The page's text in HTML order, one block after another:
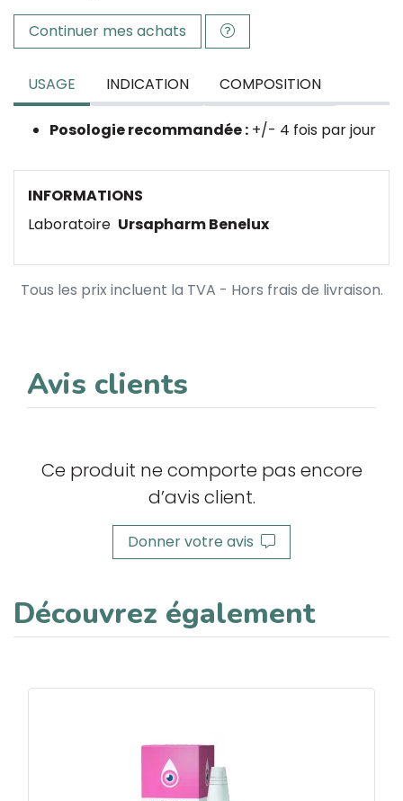
Continuer mes achats
USAGE INDICATION COMPOSITION
Posologie recommandée : +/- 4 fois par jour
INFORMATIONS
Laboratoire Ursapharm Benelux
Tous les prix incluent la TVA - Hors frais de livraison.
Avis clients
Ce produit ne comporte pas encore
d’avis client.
Donner votre avis
Découvrez également